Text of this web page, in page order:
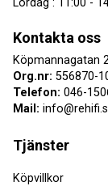
Kontakta oss
Köpmannagatan
Org.nr: 556870-
Telefon: 046-
Mail:
Tjänster
Köpvillkor